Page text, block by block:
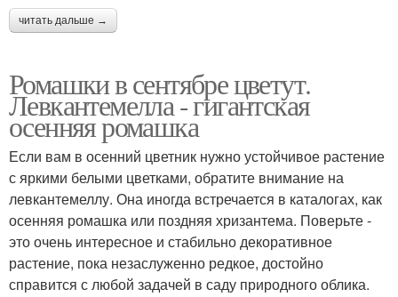
читать дальше →
Ромашки в сентябре цветут.
Левкантемелла - гигантская
осенняя ромашка
Если вам в осенний цветник нужно устойчивое растение
с яркими белыми цветками, обратите внимание на
левкантемеллу. Она иногда встречается в каталогах, как
осенняя ромашка или поздняя хризантема. Поверьте -
это очень интересное и стабильно декоративное
растение, пока незаслуженно редкое, достойно
справится с любой задачей в саду природного облика.